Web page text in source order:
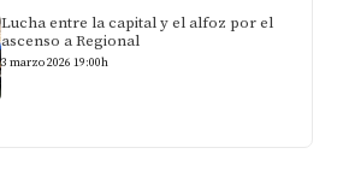
Lucha entre la capital y el alfoz por el
ascenso a Regional
3 marzo 2026 19:00h